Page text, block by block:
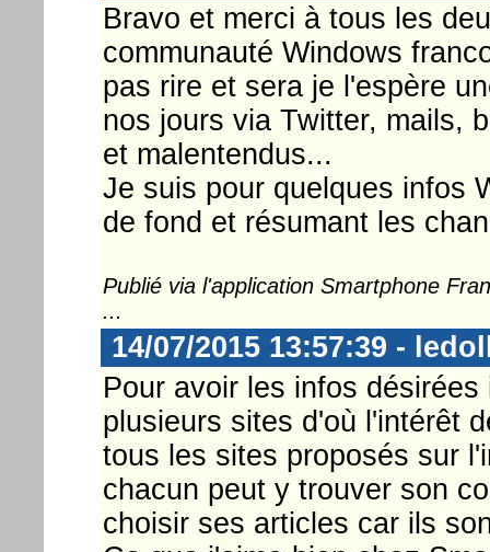
Bravo et merci à tous les
communauté Windows
pas rire et sera je l'espère
nos jours via Twitter, mails,
et malentendus...
Je suis pour quelques infos
de fond et résumant les
Publié via l'application Smartphone
...
14/07/2015 13:57:39 -
Pour avoir les infos
plusieurs sites d'où l'intérêt
tous les sites proposés sur
chacun peut y trouver son
choisir ses articles car ils